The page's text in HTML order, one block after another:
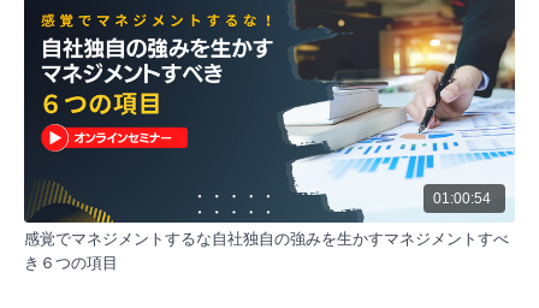
成長を見込むことができます。これは自分自身に対し
ても、周りのトップパフォーマーに対しても同様で
す。一歩ずつ前進するために、それぞれの立場に応じ
た次のステップを設定することが重要です。
01:00:54
感覚でマネジメントするな自社独自の強みを生かすマネジメントすべ
き６つの項目